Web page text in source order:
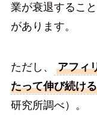
業が衰退するこ
があります。
ただし、
アフィ
たって伸び続ける
研究所調べ）。